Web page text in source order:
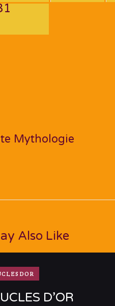
Mythologie
Also Like
D’OR